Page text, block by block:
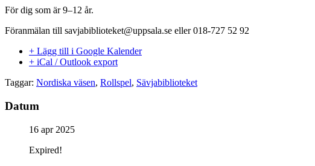
För dig som är 9–12 år.
Föranmälan till savjabiblioteket@uppsala.se eller 018-727 52 92
+ Lägg till i Google Kalender
+ iCal / Outlook export
Taggar: Nordiska väsen, Rollspel, Sävjabiblioteket
Datum
16 apr 2025
Expired!